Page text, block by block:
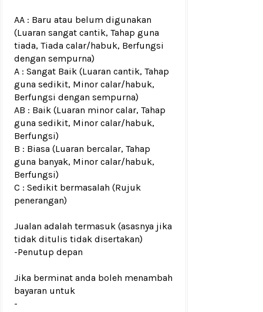
AA : Baru atau belum digunakan
(Luaran sangat cantik, Tahap guna
tiada, Tiada calar/habuk, Berfungsi
dengan sempurna)
A : Sangat Baik (Luaran cantik, Tahap
guna sedikit, Minor calar/habuk,
Berfungsi dengan sempurna)
AB : Baik (Luaran minor calar, Tahap
guna sedikit, Minor calar/habuk,
Berfungsi)
B : Biasa (Luaran bercalar, Tahap
guna banyak, Minor calar/habuk,
Berfungsi)
C : Sedikit bermasalah (Rujuk
penerangan)
Jualan adalah termasuk (asasnya jika
tidak ditulis tidak disertakan)
-Penutup depan
Jika berminat anda boleh menambah
bayaran untuk
-